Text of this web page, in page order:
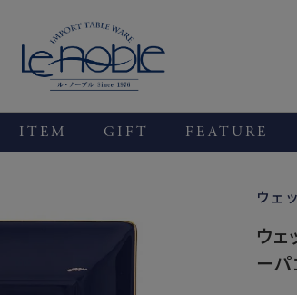
ITEM GIFT FEATURE
ウェ
ウ
ー